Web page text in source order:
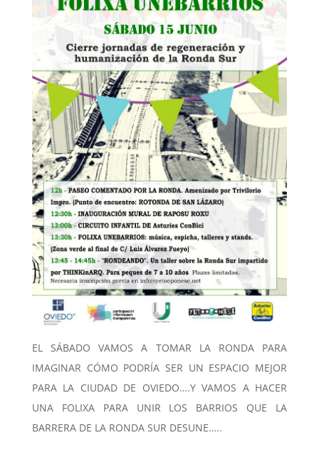
EL SÁBADO VAMOS A TOMAR LA RONDA PARA
IMAGINAR CÓMO PODRÍA SER UN ESPACIO MEJOR
PARA LA CIUDAD DE OVIEDO….Y VAMOS A HACER
UNA FOLIXA PARA UNIR LOS BARRIOS QUE LA
BARRERA DE LA RONDA SUR DESUNE…..